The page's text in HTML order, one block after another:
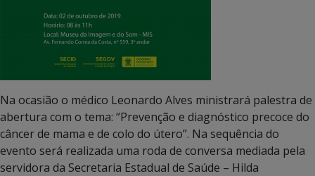
Na ocasião o médico Leonardo Alves ministrará palestra de
abertura com o tema: “Prevenção e diagnóstico precoce do
câncer de mama e de colo do útero”. Na sequência do
evento será realizada uma roda de conversa mediada pela
servidora da Secretaria Estadual de Saúde – Hilda